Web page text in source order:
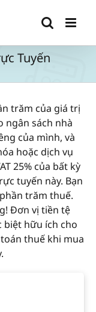
Tuyến
trăm của giá trị
ngân sách nhà
của mình, và
hoặc dịch vụ
25% của bất kỳ
tuyến này. Bạn
trăm thuế.
Đơn vị tiền tệ
biệt hữu ích cho
thuế khi mua